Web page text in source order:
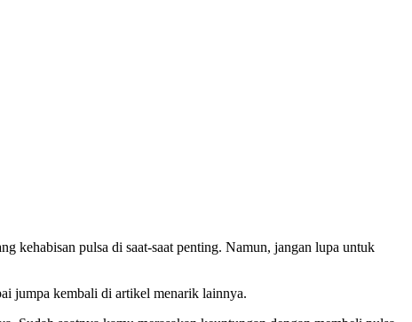
kehabisan pulsa di saat-saat penting. Namun, jangan lupa untuk
jumpa kembali di artikel menarik lainnya.